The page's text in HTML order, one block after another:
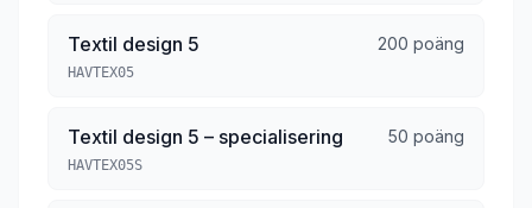
Textil design 5 200 poäng
HAVTEX05
Textil design 5 – specialisering 50 poäng
HAVTEX05S